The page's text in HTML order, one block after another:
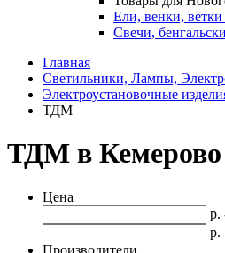
Ели, венки,
Свечи,
Главная
Светильники, Лампы,
Электроустановочные
ТДМ
ТДМ в Кемерово
Цена
р.
р.
Производители